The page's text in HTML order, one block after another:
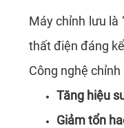
Máy chỉnh lưu là
thất điện đáng
Công nghệ chỉnh
Tăng hiệu
Giảm tổn